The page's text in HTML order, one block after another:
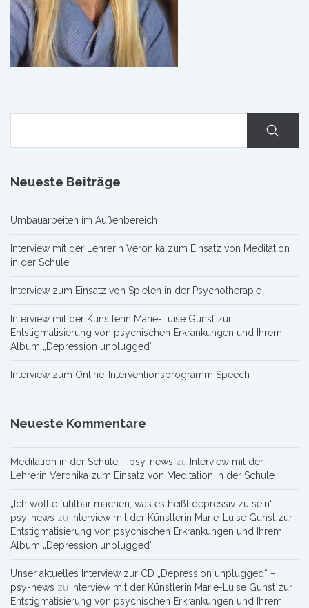
Neueste Beiträge
Umbauarbeiten im Außenbereich
Interview mit der Lehrerin Veronika zum Einsatz von Meditation
in der Schule
Interview zum Einsatz von Spielen in der Psychotherapie
Interview mit der Künstlerin Marie-Luise Gunst zur
Entstigmatisierung von psychischen Erkrankungen und Ihrem
Album „Depression unplugged“
Interview zum Online-Interventionsprogramm Speech
Neueste Kommentare
Meditation in der Schule – psy-news zu Interview mit der
Lehrerin Veronika zum Einsatz von Meditation in der Schule
„Ich wollte fühlbar machen, was es heißt depressiv zu sein“ –
psy-news zu Interview mit der Künstlerin Marie-Luise Gunst zur
Entstigmatisierung von psychischen Erkrankungen und Ihrem
Album „Depression unplugged“
Unser aktuelles Interview zur CD „Depression unplugged“ –
psy-news zu Interview mit der Künstlerin Marie-Luise Gunst zur
Entstigmatisierung von psychischen Erkrankungen und Ihrem